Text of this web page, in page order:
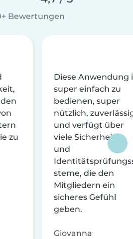
Bewertungen
zu
Diese Anwendung
super einfach zu
bedienen, super
nützlich,
und verfügt über
viele Sicherheits-
und
steme, die den
Mitgliedern ein
sicheres Gefühl
geben.
Giovanna